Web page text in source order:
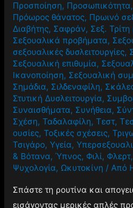
Προσποίηση, Προσωπικότητα,
Πρόωρος θάνατος, Πρωινό
Διαβήτης, Σαφράν, Σεξ. Τρίτη
Σεξουαλικά προβήματα,
σεξουαλικές δυσλειτουργίες,
Σεξουαλική επιθυμία,
Ικανοποίηση, Σεξουαλική
Σημάδια, Σιλδεναφίλη,
Στυτική Δυσλειτουργία,
Συναισθήματα, Συνήθεια,
Σχέση,Ταδαλαφίλη,Τεστ,
ουσίες,Τοξικές σχέσεις,
Τσιγάρο,Υγεία,
& Βότανα,Ύπνος,Φιλί,Φλερτ
Ψυχολογία,Ωκυτοκίνη / Από
Σπάστε τη ρουτίνα και
εισάγοντας μερικές απλές